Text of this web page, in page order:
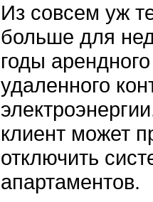
Из совсем уж
больше для
годы
удаленного
клиент может
отключить
апартаментов.